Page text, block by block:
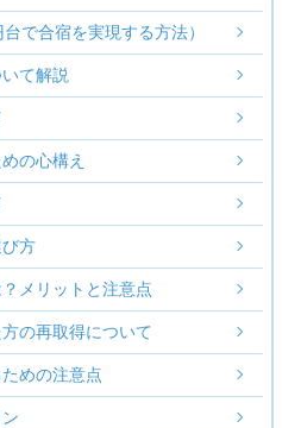
で合宿を実現する方法）
て解説
の心構え
方
メリットと注意点
の再取得について
めの注意点